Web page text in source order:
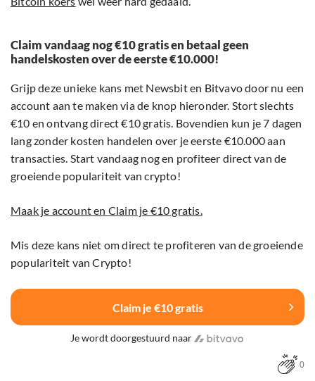
Claim vandaag nog €10 gratis en betaal geen
handelskosten over de eerste €10.000!
Grijp deze unieke kans met Newsbit en Bitvavo door nu een
account aan te maken via de knop hieronder. Stort slechts
€10 en ontvang direct €10 gratis. Bovendien kun je 7 dagen
lang zonder kosten handelen over je eerste €10.000 aan
transacties. Start vandaag nog en profiteer direct van de
groeiende populariteit van crypto!
Maak je account en Claim je €10 gratis.
Mis deze kans niet om direct te profiteren van de groeiende
populariteit van Crypto!
Claim je €10 gratis
Je wordt doorgestuurd naar
0